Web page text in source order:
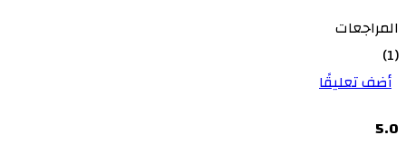
المراجعات
(1)
أضف تعليقًا
5.0